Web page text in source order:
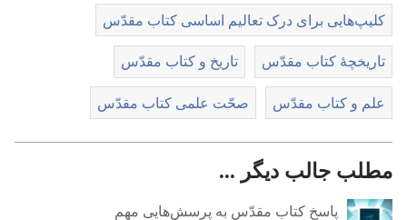
کلیپ‌هایی برای درک تعالیم اساسی کتاب مقدّس
تاریخچهٔ کتاب مقدّس تاریخ و کتاب مقدّس
علم و کتاب مقدّس صحّت علمی کتاب مقدّس
مطلب جالب دیگر ...
پاسخ کتاب مقدّس به پرسش‌هایی مهم